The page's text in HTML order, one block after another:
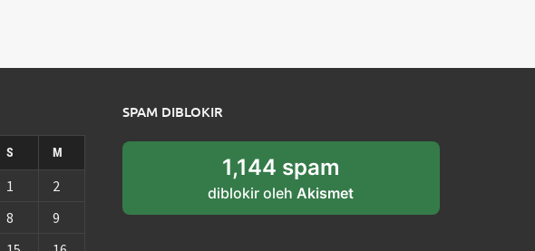
S M
1
2
8
9
SPAM DIBLOKIR
1,144 spam
diblokir olehAkismet